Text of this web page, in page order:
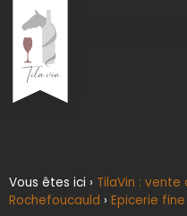
Vous êtes ici › TilaVin : vente
Rochefoucauld › Epicerie fine